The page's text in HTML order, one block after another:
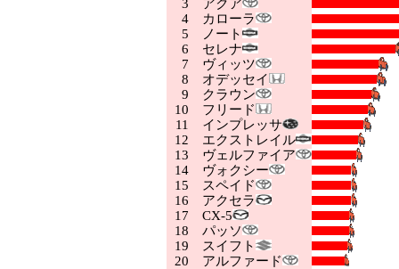
3 アクア
4カローラ
5 ノート
6 セレナ
7 ヴィッツ
8 オデッセイ
9 クラウン
10 フリード
11
インプレッサ
12 エクストレイル
13 ヴェルファイア
14ヴォクシー
15 スペイド
16 アクセラ
17 CX-5
18 パッソ
19 スイフト
20 アルファード